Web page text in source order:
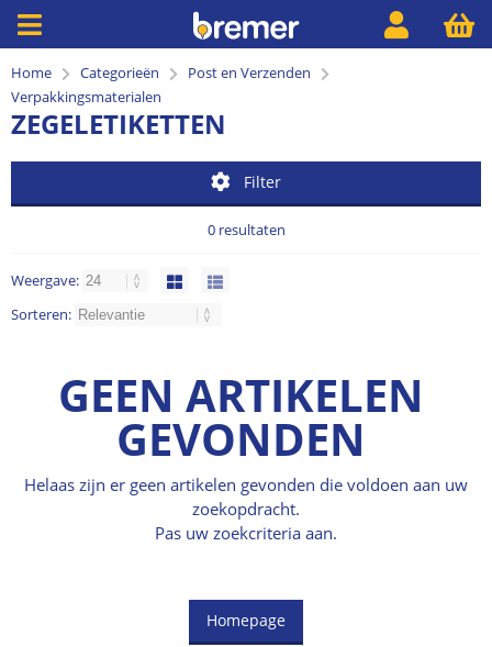
Home Categorieën
Post en Verzenden
Verpakkingsmaterialen
ZEGELETIKETTEN
Filter
0 resultaten
Weergave:
Sorteren:
GEEN ARTIKELEN
GEVONDEN
Helaas zijn er geen artikelen gevonden die voldoen aan uw
zoekopdracht.
Pas uw zoekcriteria aan.
Homepage